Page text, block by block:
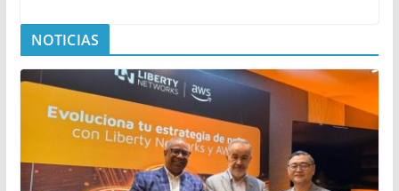
NOTICIAS